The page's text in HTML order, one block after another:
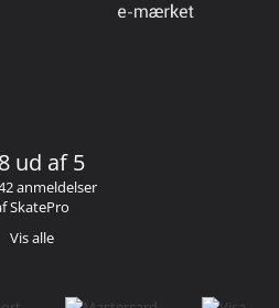
ud af 5
anmeldelser
SkatePro
Vis alle